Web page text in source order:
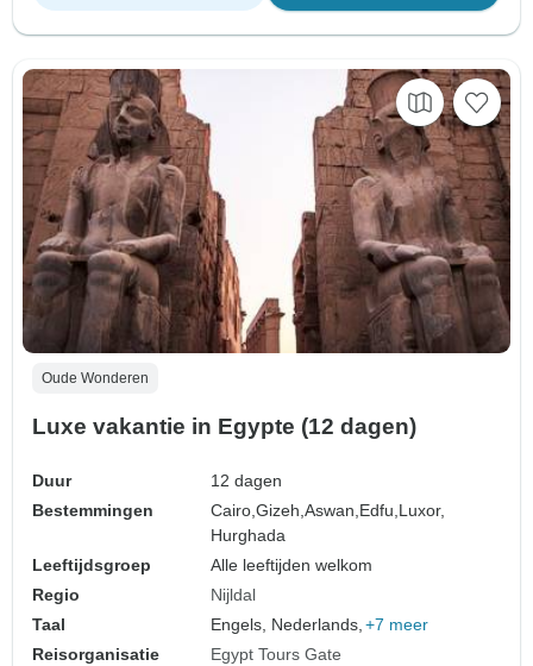
Oude Wonderen
Luxe vakantie in Egypte (12 dagen)
Duur
12 dagen
Bestemmingen
Cairo,Gizeh,Aswan, Edfu, Luxor,
Hurghada
Leeftijdsgroep
Alle leeftijden welkom
Regio
Nijldal
Taal
Engels, Nederlands, +7 meer
Reisorganisatie
Egypt Tours Gate